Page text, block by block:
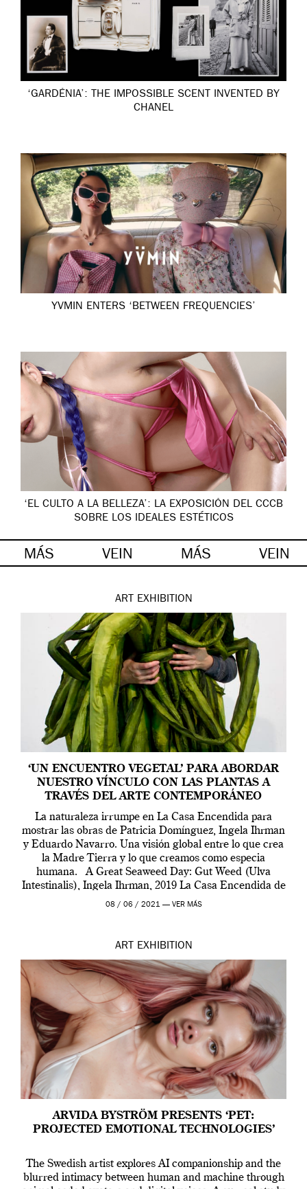
‘GARDÉNIA’: THE IMPOSSIBLE SCENT INVENTED BY
CHANEL
YVMIN ENTERS ‘BETWEEN FREQUENCIES’
‘EL CULTO A LA BELLEZA’: LA EXPOSICIÓN DEL CCCB
SOBRE LOS IDEALES ESTÉTICOS
MÁS VEIN MÁS VEIN
ART EXHIBITION
‘UN ENCUENTRO VEGETAL’ PARA ABORDAR
NUESTRO VÍNCULO CON LAS PLANTAS A
TRAVÉS DEL ARTE CONTEMPORÁNEO
La naturaleza irrumpe en La Casa Encendida para
mostrar las obras de Patricia Domínguez, Ingela Ihrman
y Eduardo Navarro. Una visión global entre lo que crea
la Madre Tierra y lo que creamos como especia
humana. A Great Seaweed Day: Gut Weed (Ulva
Intestinalis), Ingela Ihrman, 2019 La Casa Encendida de
Madrid y la Wellcome […]
08 / 06 / 2021 — VER MÁS
ART EXHIBITION
ARVIDA BYSTRÖM PRESENTS ‘PET:
PROJECTED EMOTIONAL TECHNOLOGIES’
The Swedish artist explores AI companionship and the
blurred intimacy between human and machine through